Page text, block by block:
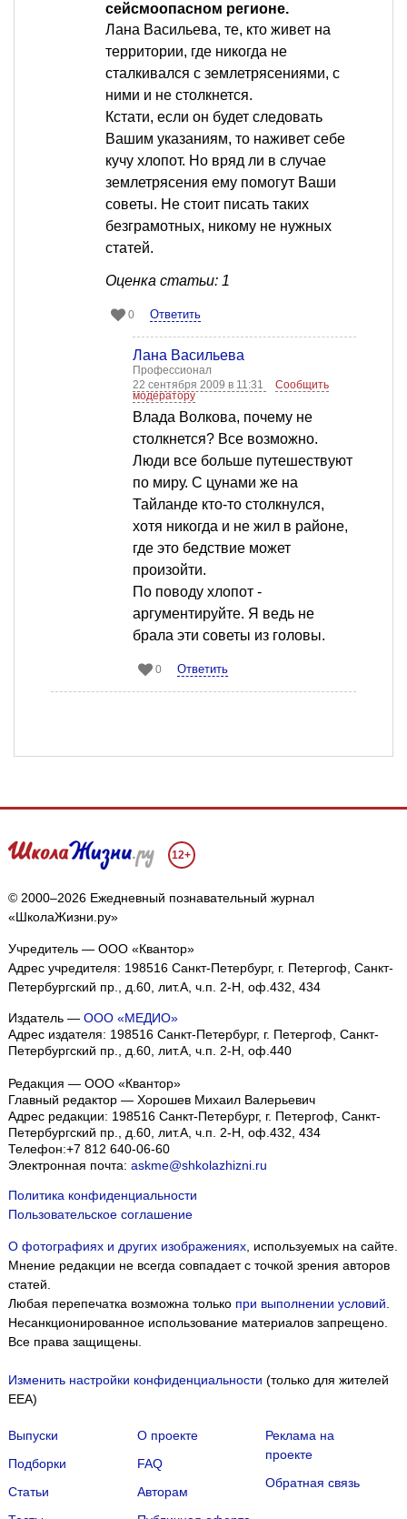
сейсмоопасном регионе.
Лана Васильева, те, кто живет на
территории, где никогда не
сталкивался с землетрясениями, с
ними и не столкнется.
Кстати, если он будет следовать
Вашим указаниям, то наживет себе
кучу хлопот. Но вряд ли в случае
землетрясения ему помогут Ваши
советы. Не стоит писать таких
безграмотных, никому не нужных
статей.
Оценка статьи: 1
0 Ответить
Лана Васильева
Профессионал
22 сентября 2009 в 11:31
Сообщить
модератору
Влада Волкова, почему не
столкнется? Все возможно.
Люди все больше путешествуют
по миру. С цунами же на
Тайланде кто-то столкнулся,
хотя никогда и не жил в районе,
где это бедствие может
произойти.
По поводу хлопот -
аргументируйте. Я ведь не
брала эти советы из головы.
0 Ответить
12+
© 2000–2026 Ежедневный познавательный журнал
«ШколаЖизни.ру»
Учредитель — ООО «Квантор»
Адрес учредителя: 198516 Санкт-Петербург, г. Петергоф, Санкт-
Петербургский пр., д.60, лит.А, ч.п. 2-Н, оф.432, 434
Издатель — ООО «МЕДИО»
Адрес издателя: 198516 Санкт-Петербург, г. Петергоф, Санкт-
Петербургский пр., д.60, лит.А, ч.п. 2-Н, оф.440
Редакция — ООО «Квантор»
Главный редактор — Хорошев Михаил Валерьевич
Адрес редакции: 198516 Санкт-Петербург, г. Петергоф, Санкт-
Петербургский пр., д.60, лит.А, ч.п. 2-Н, оф.432, 434
Телефон:+7 812 640-06-60
Электронная почта: askme@shkolazhizni.ru
Политика конфиденциальности
Пользовательское соглашение
О фотографиях и других изображениях, используемых на сайте.
Мнение редакции не всегда совпадает с точкой зрения авторов
статей.
Любая перепечатка возможна только при выполнении условий.
Несанкционированное использование материалов запрещено.
Все права защищены.
Изменить настройки конфиденциальности (только для жителей
EEA)
Выпуски
Подборки
Статьи
О проекте
FAQ
Авторам
Реклама на
проекте
Обратная связь